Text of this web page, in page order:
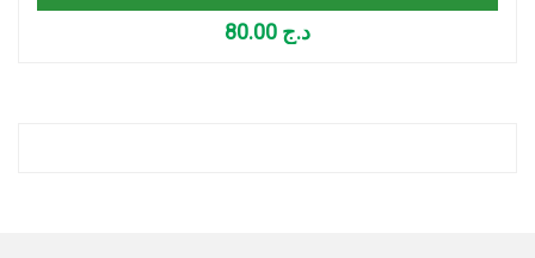
د.ج